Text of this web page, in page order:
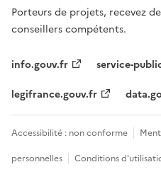
Porteurs de projets, recevez
conseillers compétents.
info.gouv.fr
service-
legifrance.gouv.fr
Accessibilité : non conforme
personnelles
Conditions